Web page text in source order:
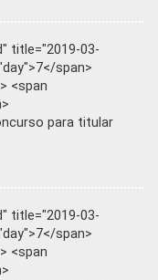
title="2019-03-
span>
<span
para titular
title="2019-03-
span>
<span